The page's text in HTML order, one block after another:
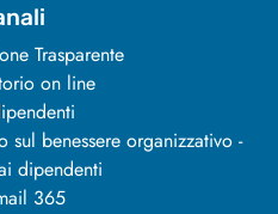
Trasparente
on line
benessere organizzativo -
dipendenti
365